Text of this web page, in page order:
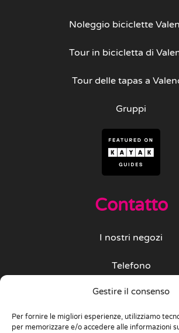
Gestire il consenso
Per fornire le migliori esperienze, utilizziamo
per memorizzare e/o accedere alle informazioni
Noleggio biciclette
Tour in bicicletta di
Tour delle tapas a
Gruppi
Contatto
I nostri negozi
Telefono
+34 675 730 218